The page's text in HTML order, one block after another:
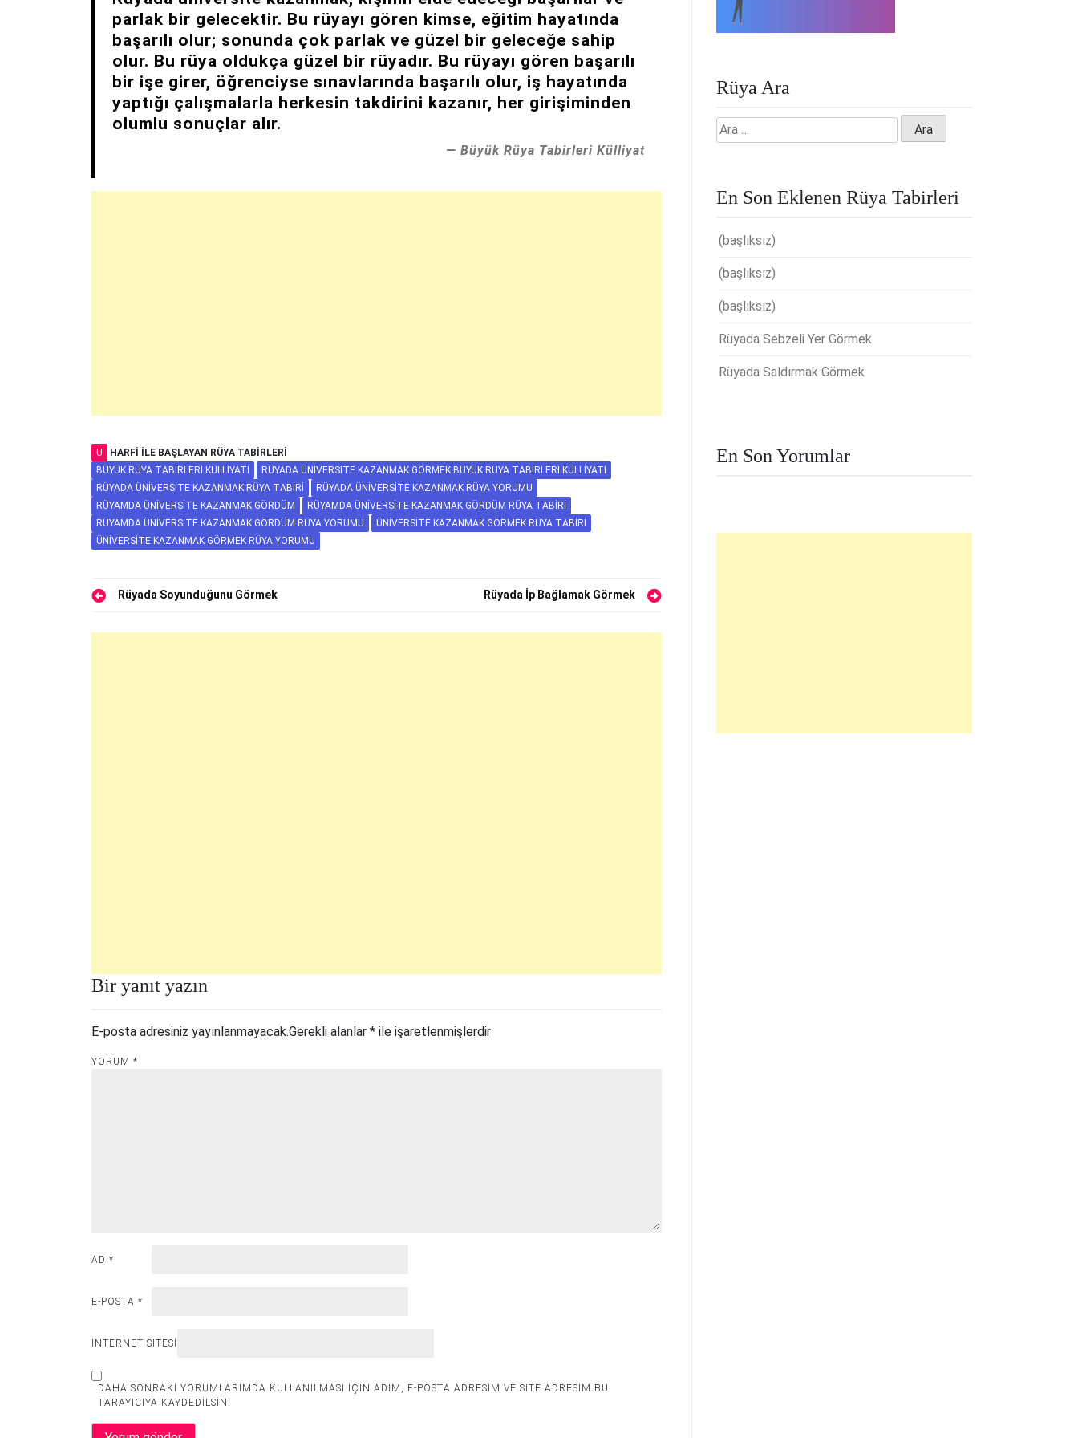
parlak bir gelecektir. Bu rüyayı gören kimse, eğitim hayatında
başarılı olur; sonunda çok parlak ve güzel bir geleceğe sahip
olur. Bu rüya oldukça güzel bir rüyadır. Bu rüyayı gören başarılı
bir işe girer, öğrenciyse sınavlarında başarılı olur, iş hayatında
yaptığı çalışmalarla herkesin takdirini kazanır, her girişiminden
olumlu sonuçlar alır.
Büyük Rüya Tabirleri Külliyat
U
HARFI ILE BAŞLAYAN RÜYA TABIRLERI
BÜYÜK RÜYA TABIRLERI KÜLLIYATI
RÜYADA ÜNIVERSITE KAZANMAK GÖRMEK BÜYÜK RÜYA TABIRLERI KÜLLIYATI
RÜYADA ÜNIVERSITE KAZANMAK RÜYA TABIRI
RÜYADA ÜNIVERSITE KAZANMAK RÜYA YORUMU
RÜYAMDA ÜNIVERSITE KAZANMAK GÖRDÜM
RÜYAMDA ÜNIVERSITE KAZANMAK GÖRDÜM RÜYA TABIRI
RÜYAMDA ÜNIVERSITE KAZANMAK GÖRDÜM RÜYA YORUMU
ÜNIVERSITE KAZANMAK GÖRMEK RÜYA TABIRI
ÜNIVERSITE KAZANMAK GÖRMEK RÜYA YORUMU
Yazı
gezinmesi
Rüyada Soyunduğunu Görmek Rüyada İp Bağlamak Görmek
Bir yanıt yazın
E-posta adresiniz yayınlanmayacak.Gerekli alanlar * ile işaretlenmişlerdir
YORUM *
AD *
E-POSTA *
İNTERNET SITESI
DAHA SONRAKI YORUMLARIMDA KULLANILMASI IÇIN ADIM, E-POSTA ADRESIM VE SITE ADRESIM BU
TARAYICIYA KAYDEDILSIN.
Rüya Ara
Arama:
En Son Eklenen Rüya Tabirleri
(başlıksız)
(başlıksız)
(başlıksız)
Rüyada Sebzeli Yer Görmek
Rüyada Saldırmak Görmek
En Son Yorumlar